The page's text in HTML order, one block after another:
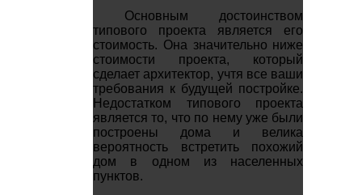
Основным достоинством
типового проекта является его
стоимость. Она значительно ниже
стоимости проекта, который
сделает архитектор, учтя все ваши
требования к будущей постройке.
Недостатком типового проекта
является то, что по нему уже были
построены дома и велика
вероятность встретить похожий
дом в одном из населенных
пунктов.